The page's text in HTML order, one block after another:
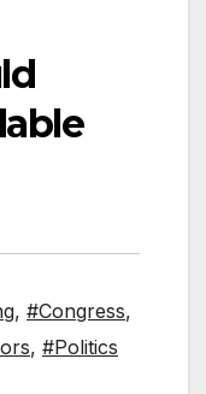
, #Congress,
, #Politics